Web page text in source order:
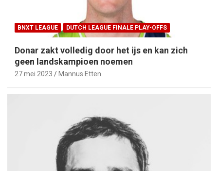
BNXT LEAGUE DUTCH LEAGUE FINALE PLAY-OFFS
Donar zakt volledig door het ijs en kan zich
geen landskampioen noemen
27 mei 2023 Mannus Etten